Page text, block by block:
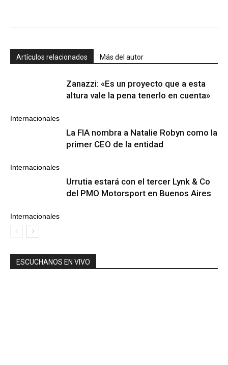
Artículos relacionados Más del autor
Internacionales
Zanazzi: «Es un proyecto que a esta
altura vale la pena tenerlo en cuenta»
Internacionales
La FIA nombra a Natalie Robyn como la
primer CEO de la entidad
Internacionales
Urrutia estará con el tercer Lynk & Co
del PMO Motorsport en Buenos Aires
ESCUCHANOS EN VIVO